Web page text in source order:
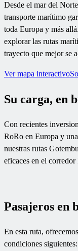
Desde el mar del
transporte marítimo
toda Europa y más
explorar las rutas
trayecto que mejor se
Ver mapa interactivo
Su carga, en
Con recientes
RoRo en Europa y
nuestras rutas
eficaces en el
Pasajeros en
En esta ruta,
condiciones siguientes: